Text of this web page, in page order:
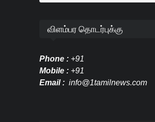
விளம்பர தொடர்புக்கு
Phone : +91
Mobile : +91
Email : info@1tamilnews.com